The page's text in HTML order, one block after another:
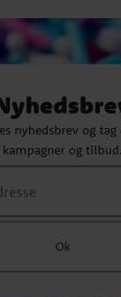
nyhedsbrev og
kampagner og tilbud.
Ok